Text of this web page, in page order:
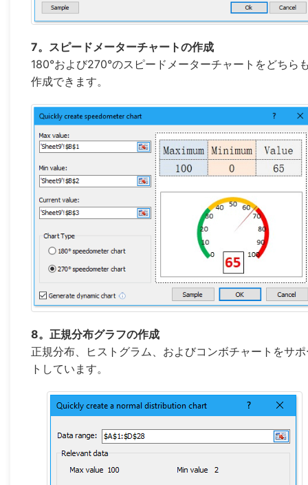
7。スピードメーターチャートの作成
180°および270°のスピードメーターチャートをどちら
作成できます。
8。正規分布グラフの作成
正規分布、ヒストグラム、およびコンボチャートをサ
トしています。